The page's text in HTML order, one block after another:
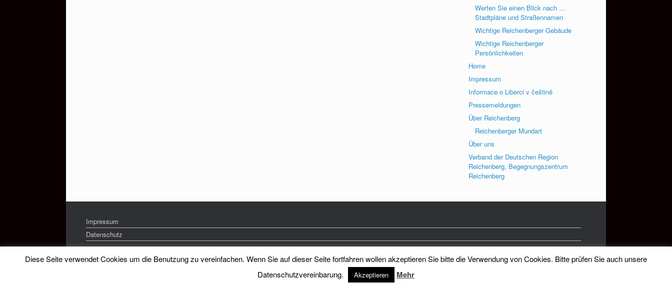
Werfen Sie einen Blick nach …
Stadtpläne und Straßennamen
Wichtige Reichenberger Gebäude
Wichtige Reichenberger
Persönlichkeiten
Home
Impressum
Informace o Liberci v češtině
Pressemeldungen
Über Reichenberg
Reichenberger Mundart
Über uns
Verband der Deutschen Region
Reichenberg, Begegnungszentrum
Reichenberg
Impressum
Datenschutz
Heimatkreis Reichenberg Stadt und Land e.V. Theme bySiteOrigin
Diese Seite verwendet Cookies um die Benutzung zu vereinfachen. Wenn Sie auf dieser Seite fortfahren wollen akzeptieren Sie bitte die Verwendung von Cookies. Bitte prüfen Sie auch unsere
Datenschutzvereinbarung.
Akzeptieren Mehr